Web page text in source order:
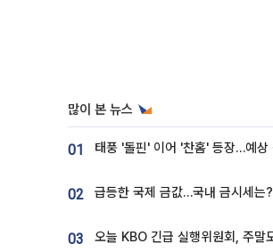
많이 본 뉴스
01
02 급등한 국제 금값…국내 금시세는?
03